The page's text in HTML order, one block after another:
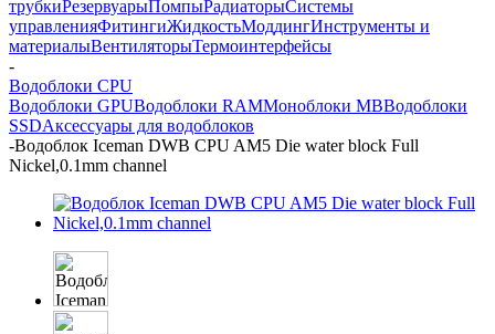
трубкиРезервуарыПомпыРадиаторыСистемы
управленияФитингиЖидкостьМоддингИнструменты и
материалыВентиляторыТермоинтерфейсы
-
Водоблоки CPU
Водоблоки GPUВодоблоки RAMМоноблоки MBВодоблоки
SSDАксессуары для водоблоков
-Водоблок Iceman DWB CPU AM5 Die water block Full
Nickel,0.1mm channel